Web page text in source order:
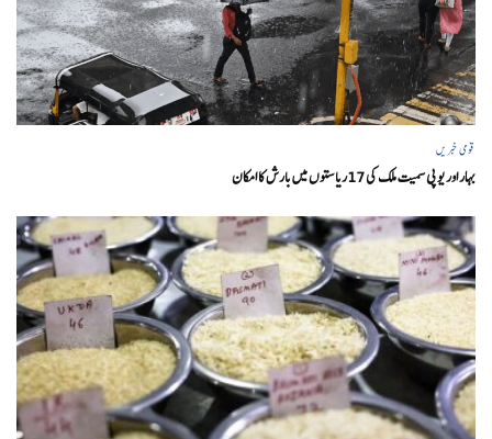
قومی خبریں
بہار اور یو پی سمیت ملک کی 17ریاستوں میں بارش کا امکان